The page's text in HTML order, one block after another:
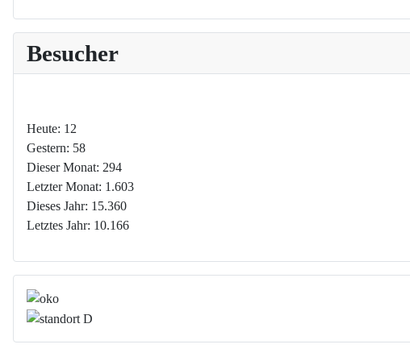
Besucher
Heute: 12
Gestern: 58
Dieser Monat: 294
Letzter Monat: 1.603
Dieses Jahr: 15.360
Letztes Jahr: 10.166